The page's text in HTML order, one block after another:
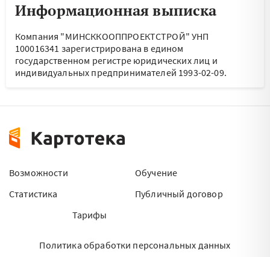
Информационная выписка
Компания "МИНСККООППРОЕКТСТРОЙ" УНП
100016341 зарегистрирована в едином
государственном регистре юридических лиц и
индивидуальных предпринимателей 1993-02-09.
Возможности
Статистика
Тарифы
Обучение
Публичный договор
Политика обработки персональных данных